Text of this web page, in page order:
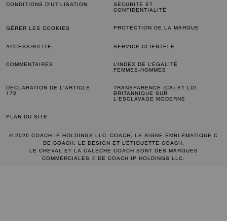
CONDITIONS D'UTILISATION
SÉCURITÉ ET
CONFIDENTIALITÉ
GÉRER LES COOKIES PROTECTION DE LA MARQUE
ACCESSIBILITÉ SERVICE CLIENTÈLE
COMMENTAIRES
L’INDEX DE L’ÉGALITÉ
FEMMES-HOMMES
DÉCLARATION DE L'ARTICLE
172
TRANSPARENCE (CA) ET LOI
BRITANNIQUE SUR
L'ESCLAVAGE MODERNE
PLAN DU SITE
© 2026 COACH IP HOLDINGS LLC. COACH, LE SIGNE EMBLÉMATIQUE C
DE COACH, LE DESIGN ET L’ÉTIQUETTE COACH,
LE CHEVAL ET LA CALÈCHE COACH SONT DES MARQUES
COMMERCIALES ® DE COACH IP HOLDINGS LLC.